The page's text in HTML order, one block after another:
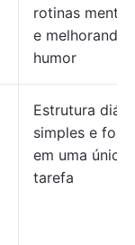
rotinas
e melhorando
humor
Estrutura
simples e foco
em uma única
tarefa